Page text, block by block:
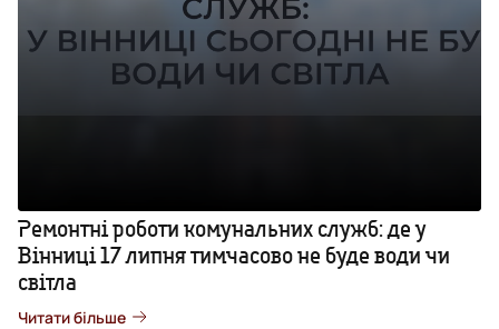
Ремонтні роботи комунальних служб: де у
Вінниці 17 липня тимчасово не буде води чи
світла
Читати більше